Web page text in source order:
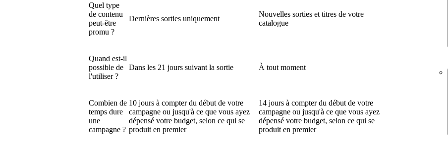
Quel type
de contenu
peut-être
promu ?
Dernières sorties uniquement
Nouvelles sorties et titres de votre
catalogue
Quand est-il
possible de
l'utiliser ?
Dans les 21 jours suivant la sortie À tout moment
Combien de
temps dure
une
campagne ?
10 jours à compter du début de votre
campagne ou jusqu'à ce que vous ayez
dépensé votre budget, selon ce qui se
produit en premier
14 jours à compter du début de votre
campagne ou jusqu'à ce que vous ayez
dépensé votre budget, selon ce qui se
produit en premier